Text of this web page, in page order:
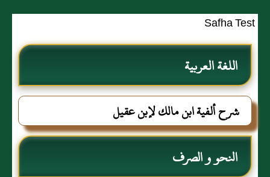
Safha Test
اللغة العربية
شرح ألفية ابن مالك لإبن عقيل
النحو و الصرف